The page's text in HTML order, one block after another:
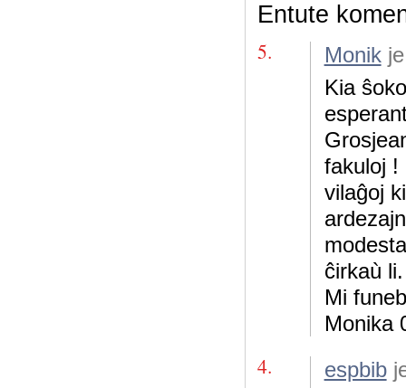
Entute
5. Monikje
Kia
fakuloj !
vilaĝoj
ĉirkaù
Mi
Monika
4. espbib